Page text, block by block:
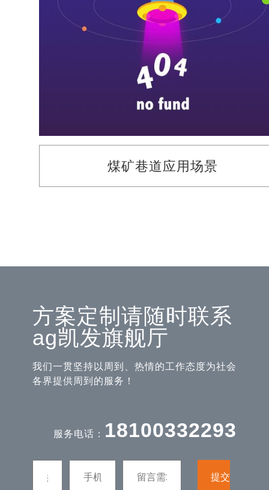
煤矿巷道应用场景
方案定制请随时联系
ag凯发旗舰厅
我们一贯坚持以周到、热情的工作态度为社会
各界提供周到的服务！
服务电话： 18100332293